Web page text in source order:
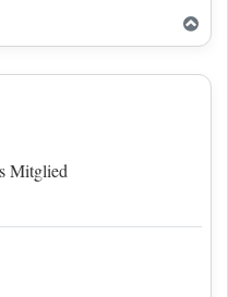
Mitglied